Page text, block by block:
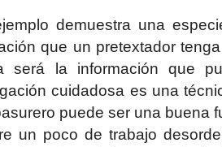
demuestra una
que un pretextador
será la información que
cuidadosa es una
puede ser una buena
un poco de trabajo